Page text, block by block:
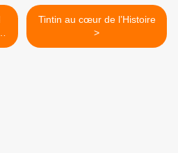
Tintin au cœur de l’Histoire
>